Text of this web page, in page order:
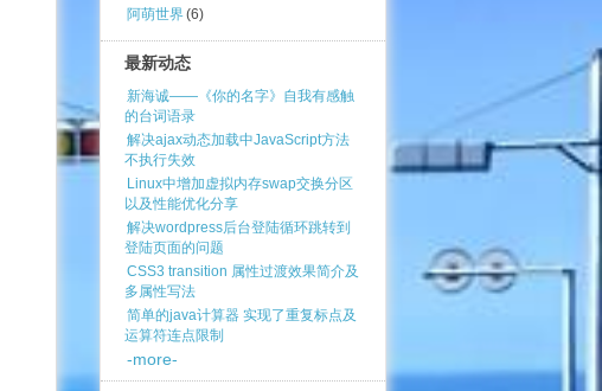
阿萌世界(6)
最新动态
新海诚——《你的名字》自我有感触
的台词语录
解决ajax动态加载中JavaScript方法
不执行失效
Linux中增加虚拟内存swap交换分区
以及性能优化分享
解决wordpress后台登陆循环跳转到
登陆页面的问题
CSS3 transition 属性过渡效果简介及
多属性写法
简单的java计算器 实现了重复标点及
运算符连点限制
-more-